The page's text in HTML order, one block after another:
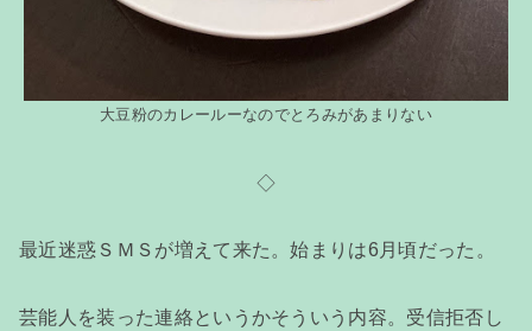
大豆粉のカレールーなのでとろみがあまりない
◇
最近迷惑ＳＭＳが増えて来た。始まりは6月頃だった。
芸能人を装った連絡というかそういう内容。受信拒否し